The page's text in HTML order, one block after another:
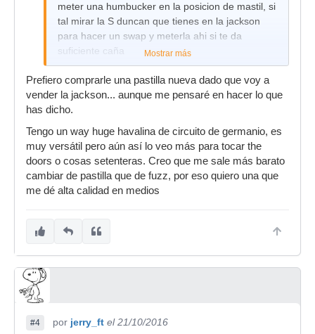
meter una humbucker en la posicion de mastil, si
tal mirar la S duncan que tienes en la jackson
para hacer un swap y meterla ahi si te da
suficiente caña
oscurecera bastante el sonido,
Mostrar más
Prefiero comprarle una pastilla nueva dado que voy a
vender la jackson... aunque me pensaré en hacer lo que
has dicho.
Tengo un way huge havalina de circuito de germanio, es
muy versátil pero aún así lo veo más para tocar the
doors o cosas setenteras. Creo que me sale más barato
cambiar de pastilla que de fuzz, por eso quiero una que
me dé alta calidad en medios
#4 por jerry_ft el 21/10/2016